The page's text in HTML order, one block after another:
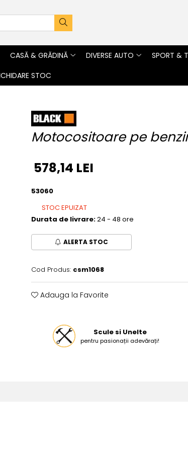
CASĂ & GRĂDINĂ DIVERSE AUTO SPORT &
STOC
Motocositoare pe
578,14 LEI
53060
STOC EPUIZAT
Durata de livrare:24 - 48 ore
ALERTA STOC
Cod Produs: csm1068
Adauga la Favorite
Scule si Unelte
pentru pasionații adevărați!